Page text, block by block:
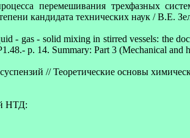
перемешивания трехфазных
кандидата технических наук /
- gas - solid mixing in stirred vessels: the
p. 14. Summary: Part 3 (Mechanical and
// Теоретические основы
НТД: